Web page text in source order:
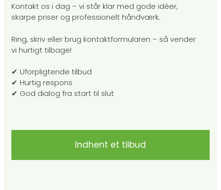
Kontakt os i dag – vi står klar med gode idéer,
skarpe priser og professionelt håndværk.
Ring, skriv eller brug kontaktformularen – så vender
vi hurtigt tilbage!
✔ Uforpligtende tilbud
✔ Hurtig respons
✔ God dialog fra start til slut
Indhent et tilbud